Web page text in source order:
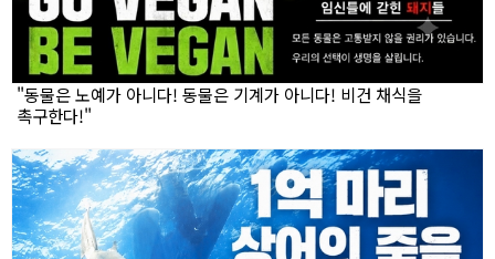
"동물은 노예가 아니다! 동물은 기계가 아니다! 비건 채식을
촉구한다!"